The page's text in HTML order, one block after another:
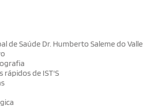
de Saúde Dr. Humberto Saleme do Valle
rápidos de IST'S